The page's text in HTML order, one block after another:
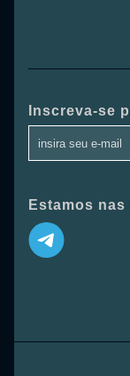
Inscreva-se
Estamos